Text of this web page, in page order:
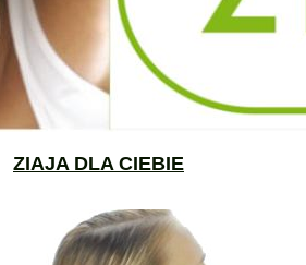
ZIAJA DLA CIEBIE